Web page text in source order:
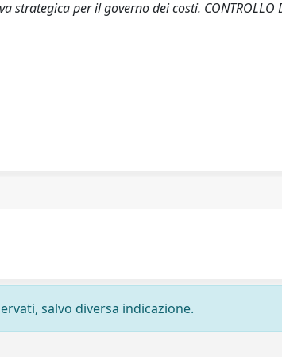
strategica per il governo dei costi. CONTROLLO
salvo diversa indicazione.